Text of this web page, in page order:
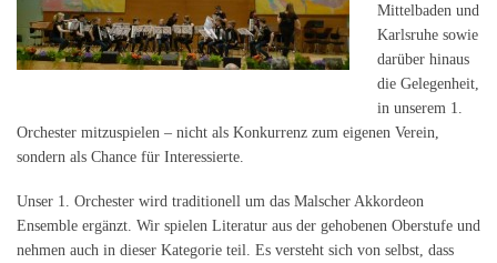
Mittelbaden und
Karlsruhe sowie
darüber hinaus
die Gelegenheit,
in unserem 1.
Orchester mitzuspielen – nicht als Konkurrenz zum eigenen Verein,
sondern als Chance für Interessierte.
Unser 1. Orchester wird traditionell um das Malscher Akkordeon
Ensemble ergänzt. Wir spielen Literatur aus der gehobenen Oberstufe und
nehmen auch in dieser Kategorie teil. Es versteht sich von selbst, dass